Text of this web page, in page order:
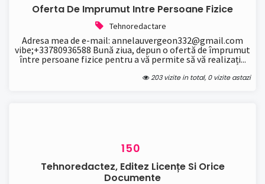
Oferta De Imprumut Intre Persoane Fizice
Tehnoredactare
Adresa mea de e-mail: annelauvergeon332@gmail.com
vibe;+33780936588 Bună ziua, depun o ofertă de împrumut
între persoane fizice pentru a vă permite să vă realizați...
203 vizite in total, 0 vizite astazi
150
Tehnoredactez, Editez Licențe Si Orice
Documente